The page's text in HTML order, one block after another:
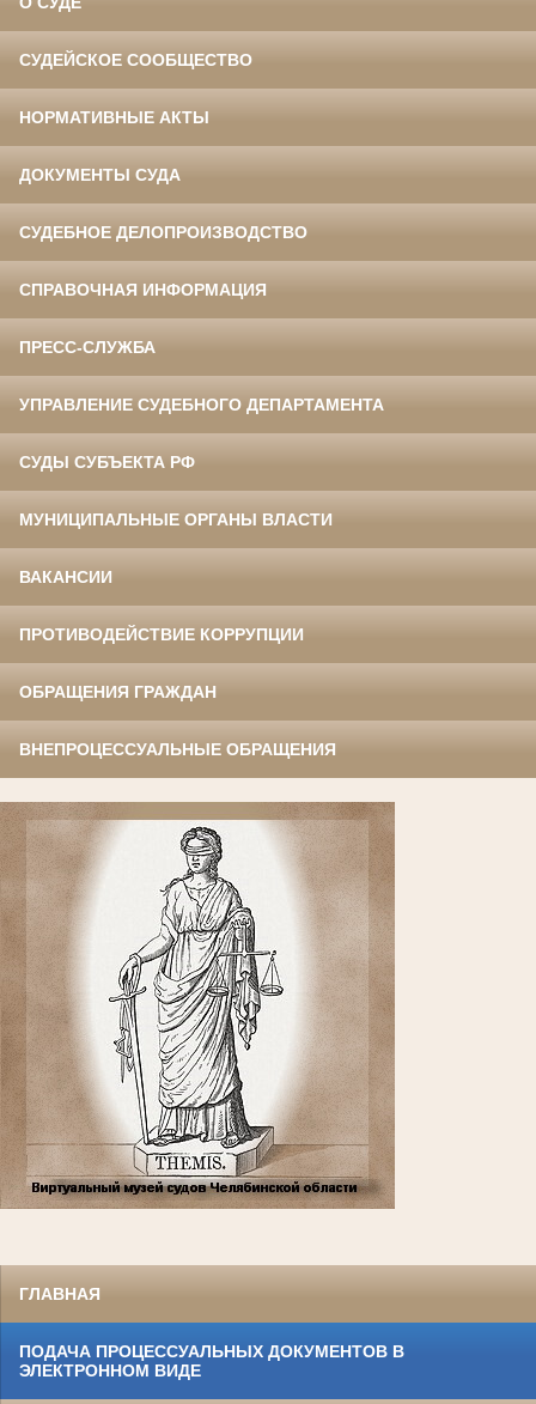
СУДЕЙСКОЕ СООБЩЕСТВО
НОРМАТИВНЫЕ АКТЫ
ДОКУМЕНТЫ СУДА
СУДЕБНОЕ ДЕЛОПРОИЗВОДСТВО
СПРАВОЧНАЯ ИНФОРМАЦИЯ
ПРЕСС-СЛУЖБА
УПРАВЛЕНИЕ СУДЕБНОГО ДЕПАРТАМЕНТА
СУДЫ СУБЪЕКТА РФ
МУНИЦИПАЛЬНЫЕ ОРГАНЫ ВЛАСТИ
ВАКАНСИИ
ПРОТИВОДЕЙСТВИЕ КОРРУПЦИИ
ОБРАЩЕНИЯ ГРАЖДАН
ВНЕПРОЦЕССУАЛЬНЫЕ ОБРАЩЕНИЯ
ГЛАВНАЯ
ПОДАЧА ПРОЦЕССУАЛЬНЫХ ДОКУМЕНТОВ В
ЭЛЕКТРОННОМ ВИДЕ